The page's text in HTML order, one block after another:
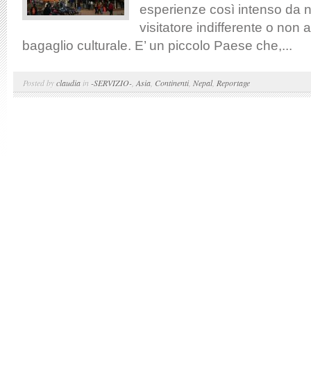
esperienze così intenso da
visitatore indifferente o non
bagaglio culturale. E’ un piccolo Paese che,...
Posted byclaudia in -SERVIZIO- Asia Continenti, Nepal, Reportage